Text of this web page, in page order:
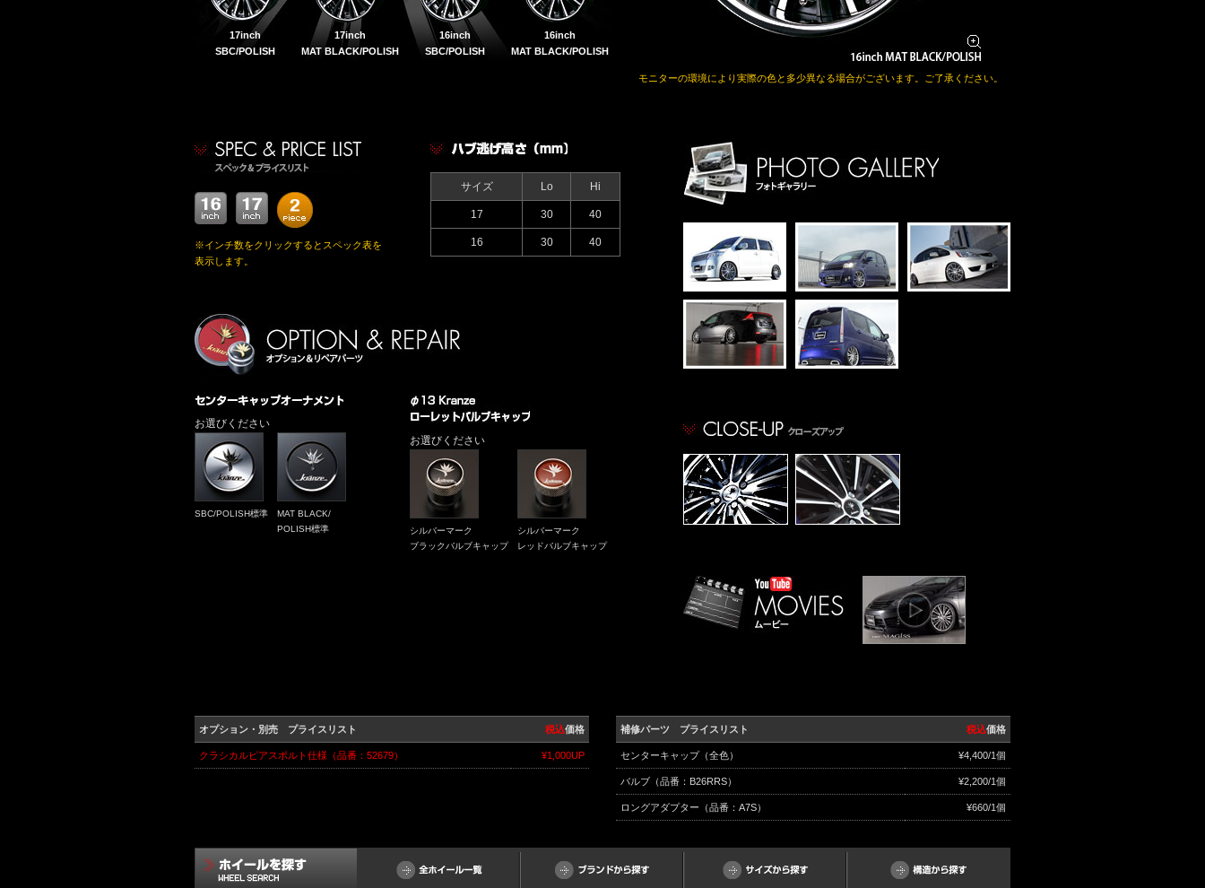
17inch
SBC/POLISH
17inch
MAT BLACK/POLISH
16inch
SBC/POLISH
16inch
MAT BLACK/POLISH
モニターの環境により実際の色と多少異なる場合がございます。ご了承ください。
※インチ数をクリックするとスペック表を
表示します。
サイズ Lo Hi
17 30 40
16 30 40
お選びください
SBC/POLISH標準
MAT BLACK/
POLISH標準
お選びください
シルバーマーク
ブラックバルブキャップ
シルバーマーク
レッドバルブキャップ
オプション・別売 プライスリスト 税込価格
クラシカルピアスボルト仕様（品番：52679） ¥1,000UP
補修パーツ プライスリスト 税込価格
センターキャップ（全色） ¥4,400/1個
バルブ（品番：B26RRS） ¥2,200/1個
ロングアダプター（品番：A7S） ¥660/1個